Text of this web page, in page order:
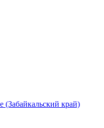
(Забайкальский край)